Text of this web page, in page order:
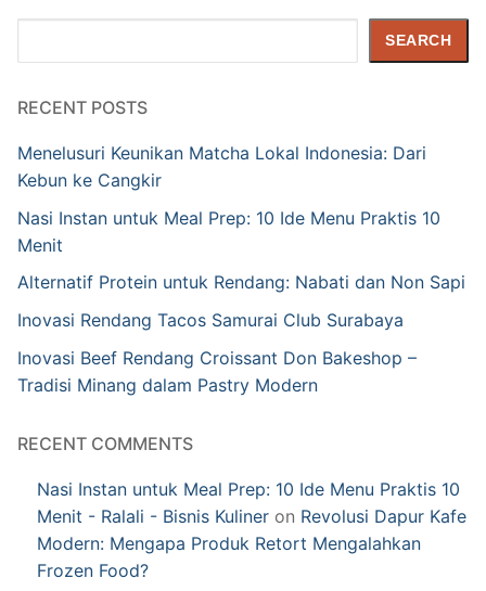
SEARCH
RECENT POSTS
Menelusuri Keunikan Matcha Lokal Indonesia: Dari
Kebun ke Cangkir
Nasi Instan untuk Meal Prep: 10 Ide Menu Praktis 10
Menit
Alternatif Protein untuk Rendang: Nabati dan Non Sapi
Inovasi Rendang Tacos Samurai Club Surabaya
Inovasi Beef Rendang Croissant Don Bakeshop –
Tradisi Minang dalam Pastry Modern
RECENT COMMENTS
Nasi Instan untuk Meal Prep: 10 Ide Menu Praktis 10
Menit - Ralali - Bisnis Kuliner on Revolusi Dapur Kafe
Modern: Mengapa Produk Retort Mengalahkan
Frozen Food?